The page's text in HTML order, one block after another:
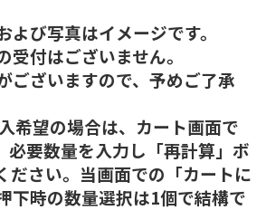
び写真はイメージです。
付はございません。
ございますので、予めご了承
希望の場合は、カート画面で
必要数量を入力し「再計算」ボ
ださい。当画面での「カートに
下時の数量選択は1個で結構で